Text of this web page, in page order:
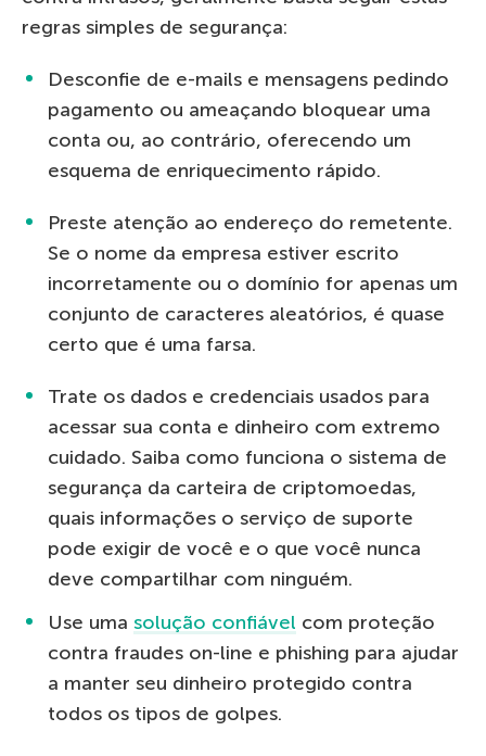
regras simples de segurança:
Desconfie de e-mails e mensagens pedindo
pagamento ou ameaçando bloquear uma
conta ou, ao contrário, oferecendo um
esquema de enriquecimento rápido.
Preste atenção ao endereço do remetente.
Se o nome da empresa estiver escrito
incorretamente ou o domínio for apenas um
conjunto de caracteres aleatórios, é quase
certo que é uma farsa.
Trate os dados e credenciais usados ​​para
acessar sua conta e dinheiro com extremo
cuidado. Saiba como funciona o sistema de
segurança da carteira de criptomoedas,
quais informações o serviço de suporte
pode exigir de você e o que você nunca
deve compartilhar com ninguém.
Use uma solução confiável com proteção
contra fraudes on-line e phishing para ajudar
a manter seu dinheiro protegido contra
todos os tipos de golpes.